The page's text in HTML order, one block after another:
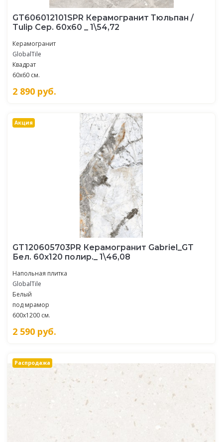
GT606012101SPR Керамогранит Тюльпан /
Tulip Сер. 60x60 _ 1\54,72
Керамогранит
GlobalTile
Квадрат
60x60 см.
2 890 руб.
Акция
GT120605703PR Керамогранит Gabriel_GT
Бел. 60x120 полир._ 1\46,08
Напольная плитка
GlobalTile
Белый
под мрамор
600x1200 см.
2 590 руб.
Распродажа